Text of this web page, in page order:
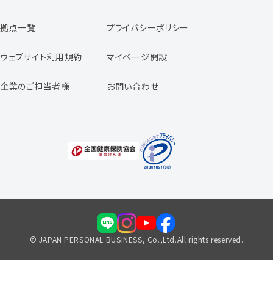
スタッフの声
専任コンサルタントの声
福利厚生のご案内
拠点一覧 プライバシーポリシー
ウェブサイト利用規約 マイページ開設
企業のご担当者様 お問い合わせ
© JAPAN PERSONAL BUSINESS, Co.,Ltd.All rights reserved.